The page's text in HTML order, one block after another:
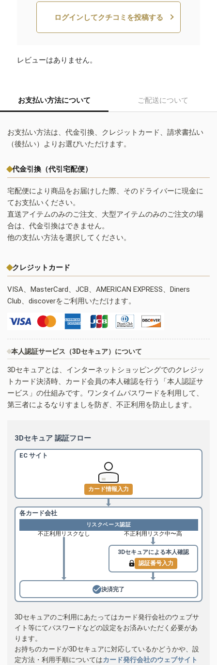
ログインしてクチコミを投稿する
レビューはありません。
お支払い方法について ご配送について
お支払い方法は、代金引換、クレジットカード、請求書払い
（後払い）よりお選びいただけます。
代金引換（代引宅配便）
宅配便により商品をお届けした際、そのドライバーに現金に
てお支払いください。
直送アイテムのみのご注文、大型アイテムのみのご注文の場
合は、代金引換はできません。
他の支払い方法を選択してください。
クレジットカード
VISA、MasterCard、JCB、AMERICAN EXPRESS、Diners
Club、discoverをご利用いただけます。
本人認証サービス（3Dセキュア）について
3Dセキュアとは、インターネットショッピングでのクレジッ
トカード決済時、カード会員の本人確認を行う「本人認証サ
ービス」の仕組みです。ワンタイムパスワードを利用して、
第三者によるなりすましを防ぎ、不正利用を防止します。
3Dセキュア 認証フロー
EC サイト
カード情報入力
各カード会社
リスクベース認証
不正利用リスクなし 不正利用リスク中〜高
3Dセキュアによる本人確認
認証番号入力
決済完了
3Dセキュアのご利用にあたってはカード発行会社のウェブサ
イト等にてパスワードなどの設定をお済みいただく必要があ
ります。
お持ちのカードが3Dセキュアに対応しているかどうかや、設
定方法・利用手順についてはカード発行会社のウェブサイト